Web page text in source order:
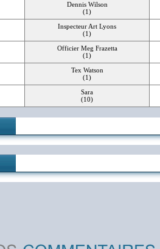
Dennis Wilson
(1)
Inspecteur Art Lyons
(1)
Officier Meg Frazetta
(1)
Tex Watson
(1)
Sara
(10)